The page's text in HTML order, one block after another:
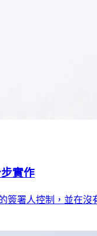
實作
簽署人控制，並在沒